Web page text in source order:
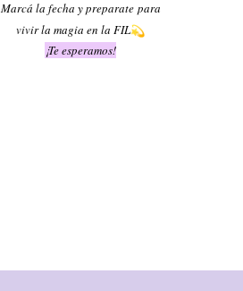
Marcá la fecha y preparate para
vivir la magia en la FIL
¡Te esperamos!